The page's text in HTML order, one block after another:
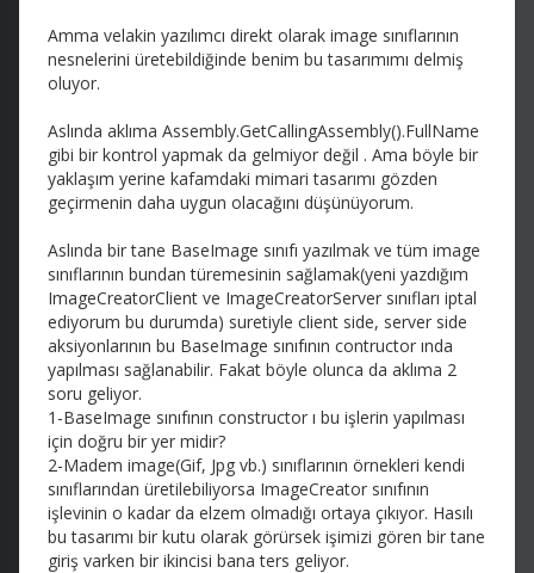
Amma velakin yazılımcı direkt olarak image sınıflarının
nesnelerini üretebildiğinde benim bu tasarımımı delmiş
oluyor.
Aslında aklıma Assembly.GetCallingAssembly().FullName
gibi bir kontrol yapmak da gelmiyor değil . Ama böyle bir
yaklaşım yerine kafamdaki mimari tasarımı gözden
geçirmenin daha uygun olacağını düşünüyorum.
Aslında bir tane BaseImage sınıfı yazılmak ve tüm image
sınıflarının bundan türemesinin sağlamak(yeni yazdığım
ImageCreatorClient ve ImageCreatorServer sınıfları iptal
ediyorum bu durumda) suretiyle client side, server side
aksiyonlarının bu BaseImage sınıfının contructor ında
yapılması sağlanabilir. Fakat böyle olunca da aklıma 2
soru geliyor.
1-BaseImage sınıfının constructor ı bu işlerin yapılması
için doğru bir yer midir?
2-Madem image(Gif, Jpg vb.) sınıflarının örnekleri kendi
sınıflarından üretilebiliyorsa ImageCreator sınıfının
işlevinin o kadar da elzem olmadığı ortaya çıkıyor. Hasılı
bu tasarımı bir kutu olarak görürsek işimizi gören bir tane
giriş varken bir ikincisi bana ters geliyor.